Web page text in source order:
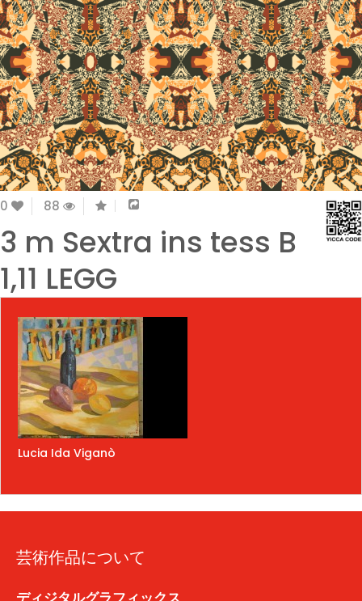
0 88
3 m Sextra ins tess B
1,11 LEGG
Lucia Ida Viganò
芸術作品について